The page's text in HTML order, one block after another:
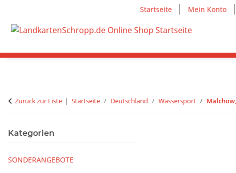
Startseite Mein Konto
Zurück zur Liste Startseite Deutschland Wassersport
Kategorien
SONDERANGEBOTE